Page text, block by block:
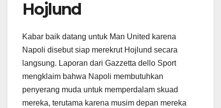
Hojlund
Kabar baik datang untuk Man United karena
Napoli disebut siap merekrut Hojlund secara
langsung. Laporan dari Gazzetta dello Sport
mengklaim bahwa Napoli membutuhkan
penyerang muda untuk memperdalam skuad
mereka, terutama karena musim depan mereka